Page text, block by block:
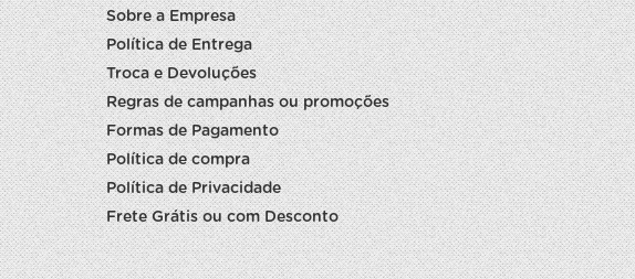
Sobre a Empresa
Política de Entrega
Troca e Devoluções
Regras de campanhas ou promoções
Formas de Pagamento
Política de compra
Política de Privacidade
Frete Grátis ou com Desconto